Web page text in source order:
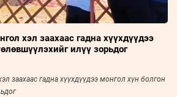
хэл заахаас гадна хүүхдүүдээ
илүү зорьдог
заахаас гадна хүүхдүүдээ монгол хүн болгон